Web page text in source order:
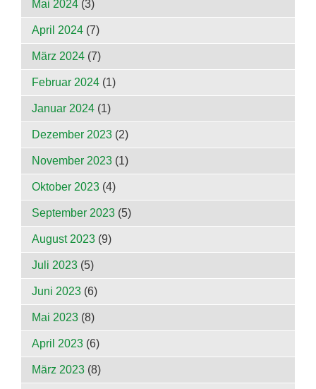
Mai 2024 (3)
April 2024 (7)
März 2024 (7)
Februar 2024 (1)
Januar 2024 (1)
Dezember 2023 (2)
November 2023 (1)
Oktober 2023 (4)
September 2023 (5)
August 2023 (9)
Juli 2023 (5)
Juni 2023 (6)
Mai 2023 (8)
April 2023 (6)
März 2023 (8)